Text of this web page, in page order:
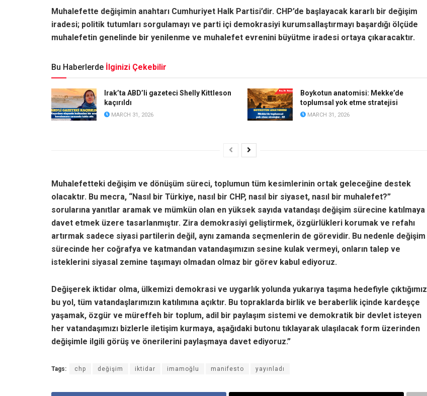
Muhalefette değişimin anahtarı Cumhuriyet Halk Partisi’dir. CHP’de başlayacak kararlı bir değişim
iradesi; politik tutumları sorgulamayı ve parti içi demokrasiyi kurumsallaştırmayı başardığı ölçüde
muhalefetin genelinde bir yenilenme ve muhalefet evrenini büyütme iradesi ortaya çıkaracaktır.
Bu Haberlerde İlginizi Çekebilir
Irak’ta ABD’li gazeteci Shelly Kittleson
kaçırıldı
MARCH 31, 2026
Boykotun anatomisi: Mekke’de
toplumsal yok etme stratejisi
MARCH 31, 2026
Muhalefetteki değişim ve dönüşüm süreci, toplumun tüm kesimlerinin ortak geleceğine destek
olacaktır. Bu mecra, “Nasıl bir Türkiye, nasıl bir CHP, nasıl bir siyaset, nasıl bir muhalefet?”
sorularına yanıtlar aramak ve mümkün olan en yüksek sayıda vatandaşı değişim sürecine katılmaya
davet etmek üzere tasarlanmıştır. Zira demokrasiyi geliştirmek, özgürlükleri korumak ve refahı
artırmak sadece siyasi partilerin değil, aynı zamanda seçmenlerin de görevidir. Bu nedenle değişim
sürecinde her coğrafya ve katmandan vatandaşımızın sesine kulak vermeyi, onların talep ve
isteklerini siyasal zemine taşımayı olmadan olmaz bir görev kabul ediyoruz.
Değişerek iktidar olma, ülkemizi demokrasi ve uygarlık yolunda yukarıya taşıma hedefiyle çıktığımız
bu yol, tüm vatandaşlarımızın katılımına açıktır. Bu topraklarda birlik ve beraberlik içinde kardeşçe
yaşamak, özgür ve müreffeh bir toplum, adil bir paylaşım sistemi ve demokratik bir devlet isteyen
her vatandaşımızı bizlerle iletişim kurmaya, aşağıdaki butonu tıklayarak ulaşılacak form üzerinden
değişimle ilgili görüş ve önerilerini paylaşmaya davet ediyoruz.”
Tags: chp değişim iktidar imamoğlu manifesto yayınladı